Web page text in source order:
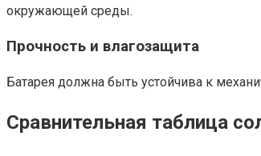
окружающей среды.
Прочность и влагозащита
Батарея должна быть устойчива к
Сравнительная таблица